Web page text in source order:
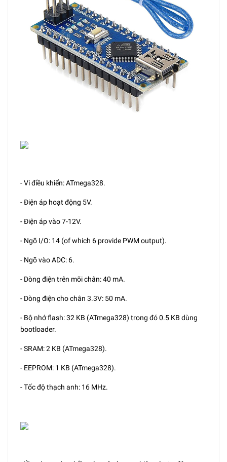
- Vi điều khiển: ATmega328.
- Điện áp hoạt động 5V.
- Điện áp vào 7-12V.
- Ngõ I/O: 14 (of which 6 provide PWM output).
- Ngõ vào ADC: 6.
- Dòng điện trên mõi chân: 40 mA.
- Dòng điện cho chân 3.3V: 50 mA.
- Bộ nhớ flash: 32 KB (ATmega328) trong đó 0.5 KB dùng
bootloader.
- SRAM: 2 KB (ATmega328).
- EEPROM: 1 KB (ATmega328).
- Tốc độ thạch anh: 16 MHz.